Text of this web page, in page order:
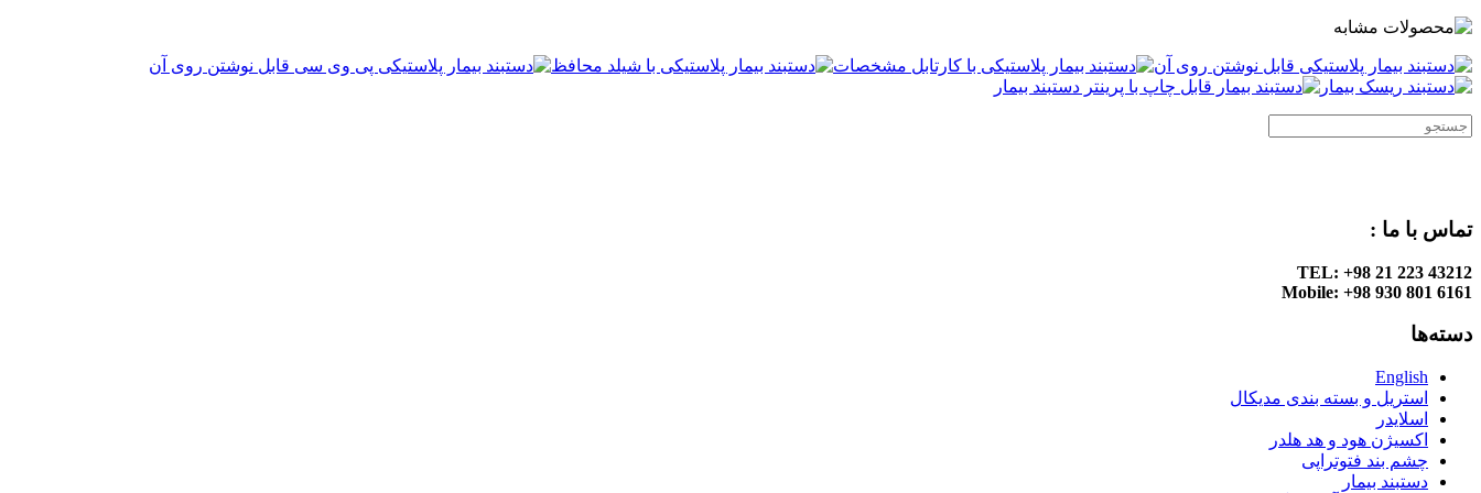
تماس با ما :
TEL: +98 21 223 43212
Mobile: +98 930 801 6161
دسته‌ها
English
استریل و بسته بندی مدیکال
اسلایدر
اکسیژن هود و هد هلدر
چشم بند فتوتراپی
دستبند بیمار